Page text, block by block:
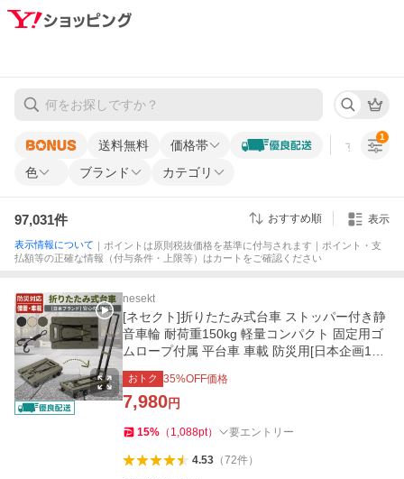
送料無料 価格帯 すべての条
色 ブランド カテゴリ
1
97,031件 おすすめ順 表示
表示情報について ｜ポイントは原則税抜価格を基準に付与されます｜ポイント・支
払額等の正確な情報（付与条件・上限等）はカートをご確認ください
nesekt
[ネセクト]折りたたみ式台車 ストッパー付き静
音車輪 耐荷重150kg 軽量コンパクト 固定用ゴ
ムロープ付属 平台車 車載 防災用[日本企画1年
保証]
おトク 35%OFF価格
7,980円
15% （ 1,088pt） 要エントリー
4.53（72件）